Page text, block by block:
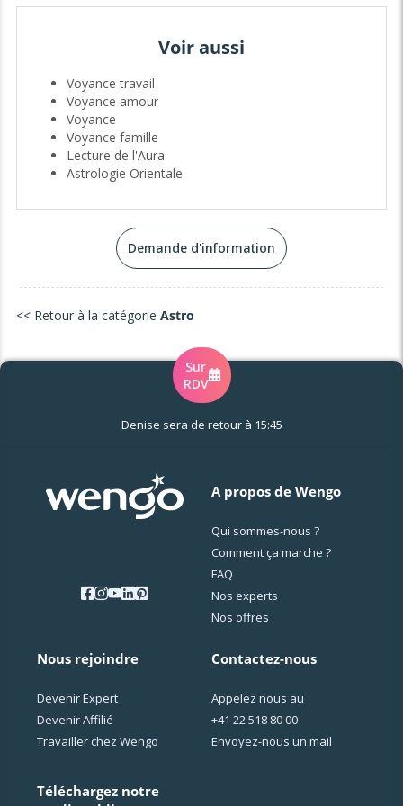
la flamme qui illumine les ténèbres...
Voir aussi
Voyance travail
Voyance amour
Voyance
Voyance famille
Lecture de l'Aura
Astrologie Orientale
Demande d'information
<< Retour à la catégorie Astro
Sur
RDV
Denise sera de retour à 15:45
A propos de Wengo
Qui sommes-nous ?
Comment ça marche ?
FAQ
Nos experts
Nos offres
Nous rejoindre
Devenir Expert
Devenir Affilié
Travailler chez Wengo
Téléchargez notre
Contactez-nous
Appelez nous au
+41 22 518 80 00
Envoyez-nous un mail